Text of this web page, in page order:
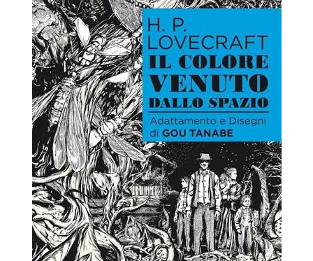
Librigame
Giochi di Carte Collezionabili
Miniature
Dadi
Accessori
Giocattoli e Gadget
Offerte del Dragone